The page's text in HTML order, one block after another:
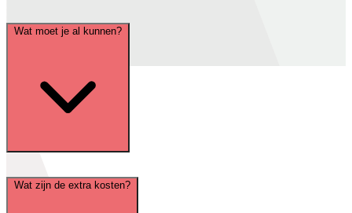
Wat moet je al kunnen?
Wat zijn de extra kosten?